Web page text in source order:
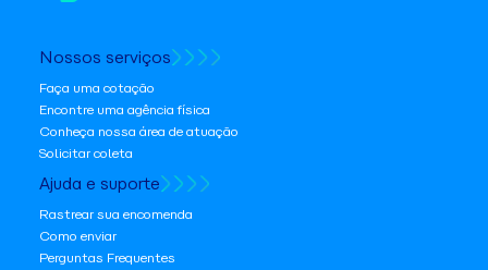
Nossos serviços
Faça uma cotação
Encontre uma agência física
Conheça nossa área de atuação
Solicitar coleta
Ajuda e suporte
Rastrear sua encomenda
Como enviar
Perguntas Frequentes